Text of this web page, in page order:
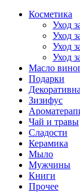
Косметика
Уход
Уход
Уход
Уход
Масло
Подарки
Зизифус
Чай и травы
Сладости
Керамика
Мыло
Мужчины
Книги
Прочее